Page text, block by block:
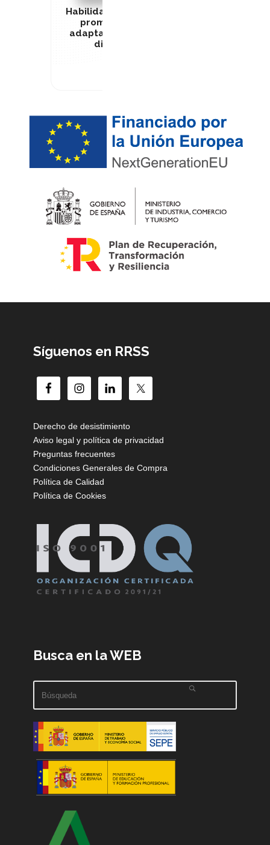
Habilidades de comunicación y
promoción de conductas
adaptadas de la persona con
discapacidad – NO
Síguenos en RRSS
Derecho de desistimiento
Aviso legal y política de privacidad
Preguntas frecuentes
Condiciones Generales de Compra
Política de Calidad
Política de Cookies
Busca en la WEB